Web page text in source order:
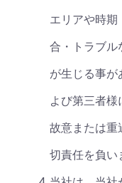
エリアや時期
合・トラブル
が生じる事が
よび第三者
故意または重
切責任を負い